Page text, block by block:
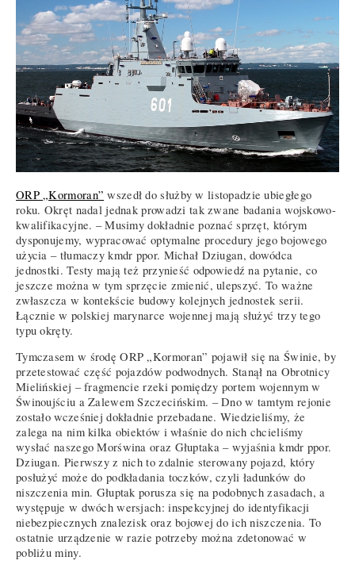
ORP „Kormoran” wszedł do służby w listopadzie ubiegłego
roku. Okręt nadal jednak prowadzi tak zwane badania wojskowo-
kwalifikacyjne. – Musimy dokładnie poznać sprzęt, którym
dysponujemy, wypracować optymalne procedury jego bojowego
użycia – tłumaczy kmdr ppor. Michał Dziugan, dowódca
jednostki. Testy mają też przynieść odpowiedź na pytanie, co
jeszcze można w tym sprzęcie zmienić, ulepszyć. To ważne
zwłaszcza w kontekście budowy kolejnych jednostek serii.
Łącznie w polskiej marynarce wojennej mają służyć trzy tego
typu okręty.
Tymczasem w środę ORP „Kormoran” pojawił się na Świnie, by
przetestować część pojazdów podwodnych. Stanął na Obrotnicy
Mielińskiej – fragmencie rzeki pomiędzy portem wojennym w
Świnoujściu a Zalewem Szczecińskim. – Dno w tamtym rejonie
zostało wcześniej dokładnie przebadane. Wiedzieliśmy, że
zalega na nim kilka obiektów i właśnie do nich chcieliśmy
wysłać naszego Morświna oraz Głuptaka – wyjaśnia kmdr ppor.
Dziugan. Pierwszy z nich to zdalnie sterowany pojazd, który
posłużyć może do podkładania toczków, czyli ładunków do
niszczenia min. Głuptak porusza się na podobnych zasadach, a
występuje w dwóch wersjach: inspekcyjnej do identyfikacji
niebezpiecznych znalezisk oraz bojowej do ich niszczenia. To
ostatnie urządzenie w razie potrzeby można zdetonować w
pobliżu miny.